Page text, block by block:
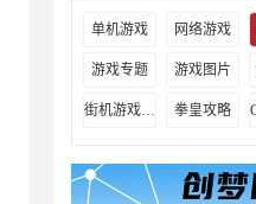
单机游戏 网络游戏
游戏专题 游戏图片
街机游戏出招表 拳皇攻略